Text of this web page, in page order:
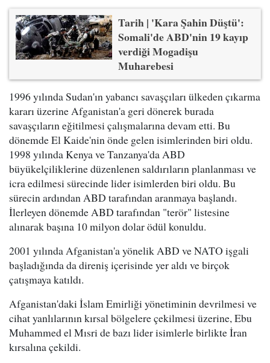
Tarih | 'Kara Şahin Düştü':
Somali'de ABD'nin 19 kayıp
verdiği Mogadişu
Muharebesi
1996 yılında Sudan'ın yabancı savaşçıları ülkeden çıkarma
kararı üzerine Afganistan'a geri dönerek burada
savaşçıların eğitilmesi çalışmalarına devam etti. Bu
dönemde El Kaide'nin önde gelen isimlerinden biri oldu.
1998 yılında Kenya ve Tanzanya'da ABD
büyükelçiliklerine düzenlenen saldırıların planlanması ve
icra edilmesi sürecinde lider isimlerden biri oldu. Bu
sürecin ardından ABD tarafından aranmaya başlandı.
İlerleyen dönemde ABD tarafından "terör" listesine
alınarak başına 10 milyon dolar ödül konuldu.
2001 yılında Afganistan'a yönelik ABD ve NATO işgali
başladığında da direniş içerisinde yer aldı ve birçok
çatışmaya katıldı.
Afganistan'daki İslam Emirliği yönetiminin devrilmesi ve
cihat yanlılarının kırsal bölgelere çekilmesi üzerine, Ebu
Muhammed el Mısri de bazı lider isimlerle birlikte İran
kırsalına çekildi.